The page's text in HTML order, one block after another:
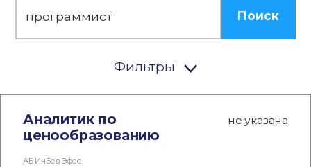
Поиск
Фильтры
Аналитик по
ценообразованию
не указана
АБ ИнБев Эфес